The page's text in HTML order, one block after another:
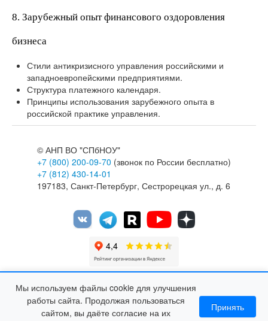
8. Зарубежный опыт финансового оздоровления
бизнеса
Стили антикризисного управления российскими и
западноевропейскими предприятиями.
Структура платежного календаря.
Принципы использования зарубежного опыта в
российской практике управления.
© АНП ВО "СПбНОУ"
+7 (800) 200-09-70 (звонок по России бесплатно)
+7 (812) 430-14-01
197183, Санкт-Петербург, Сестрорецкая ул., д. 6
Web-сайт Министерства образования и науки
Web-сайт Министерства просвещения России
Образовательный портал Российское образование
Мы используем файлы cookie для улучшения
работы сайта. Продолжая пользоваться
сайтом, вы даёте согласие на их
Принять